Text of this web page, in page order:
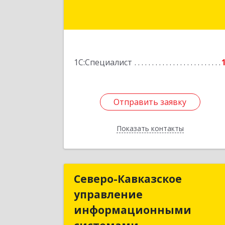
1С:Специалист 1
Отправить заявку
Показать контакты
Отправить заявку
Назад
Северо-Кавказское
управление
информационными
Северо-Кавказское
информационными